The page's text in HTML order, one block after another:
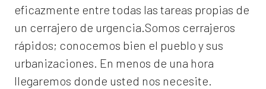
eficazmente entre todas las tareas propias de
un cerrajero de urgencia.Somos cerrajeros
rápidos; conocemos bien el pueblo y sus
urbanizaciones. En menos de una hora
llegaremos donde usted nos necesite.